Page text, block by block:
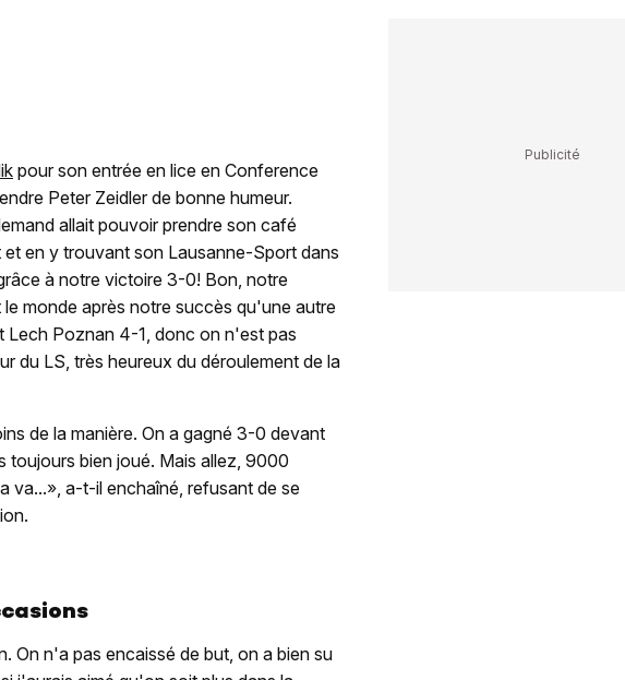
pour son entrée en lice en Conference
Peter Zeidler de bonne humeur.
allait pouvoir prendre son café
en y trouvant son Lausanne-Sport dans
à notre victoire 3-0! Bon, notre
monde après notre succès qu'une autre
Lech Poznan 4-1, donc on n'est pas
du LS, très heureux du déroulement de la
de la manière. On a gagné 3-0 devant
toujours bien joué. Mais allez, 9000
va...», a-t-il enchaîné, refusant de se
On n'a pas encaissé de but, on a bien su